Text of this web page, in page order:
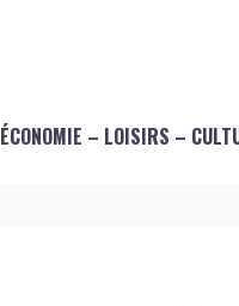
ÉCONOMIE – LOISIRS –